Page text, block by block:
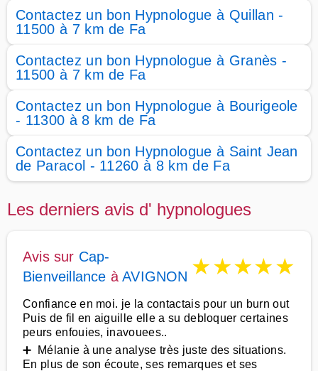
Contactez un bon Hypnologue à Quillan -
11500 à 7 km de Fa
Contactez un bon Hypnologue à Granès -
11500 à 7 km de Fa
Contactez un bon Hypnologue à Bourigeole
- 11300 à 8 km de Fa
Contactez un bon Hypnologue à Saint Jean
de Paracol - 11260 à 8 km de Fa
Les derniers avis d' hypnologues
Avis sur Cap-
Bienveillance àAVIGNON ★★★★★
Confiance en moi. je la contactais pour un burn out
Puis de fil en aiguille elle a su debloquer certaines
peurs enfouies, inavouees..
➕ Mélanie à une analyse très juste des situations.
En plus de son écoute, ses remarques et ses